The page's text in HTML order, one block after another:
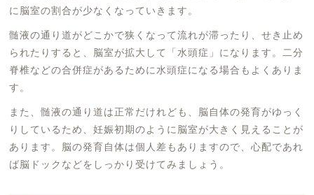
に脳室の割合が少なくなっていきます。
髄液の通り道がどこかで狭くなって流れが滞ったり、せき止め
られたりすると、脳室が拡大して「水頭症」になります。二分
脊椎などの合併症があるために水頭症になる場合もよくありま
す。
また、髄液の通り道は正常だけれども、脳自体の発育がゆっく
りしているため、妊娠初期のように脳室が大きく見えることが
あります。脳の発育自体は個人差もありますので、心配であれ
ば脳ドックなどをしっかり受けてみましょう。